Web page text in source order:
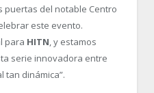
puertas del notable Centro
este evento.
para HITN, y estamos
serie innovadora entre
tan dinámica”.